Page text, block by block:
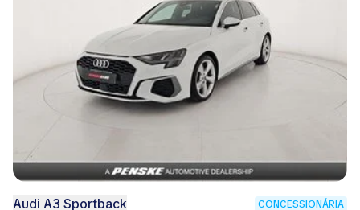
Audi A3 Sportback CONCESSIONÁRIA